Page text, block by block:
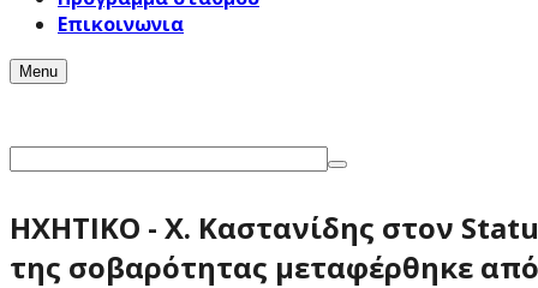
Επικοινωνια
Menu
ΗΧΗΤΙΚΟ - Χ. Καστανίδης στον
της σοβαρότητας μεταφέρθηκε